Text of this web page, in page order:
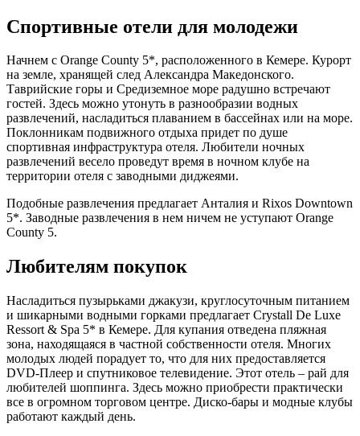
Спортивные отели для молодежи
Начнем с Orange County 5*, расположенного в Кемере. Курорт
на земле, хранящей след Александра Македонского.
Таврийские горы и Средиземное море радушно встречают
гостей. Здесь можно утонуть в разнообразии водных
развлечений, насладиться плаванием в бассейнах или на море.
Поклонникам подвижного отдыха придет по душе
спортивная инфраструктура отеля. Любители ночных
развлечений весело проведут время в ночном клубе на
территории отеля с заводными диджеями.
Подобные развлечения предлагает Анталия и Rixos Downtown
5*. Заводные развлечения в нем ничем не уступают Orange
County 5.
Любителям покупок
Насладиться пузырьками джакузи, круглосуточным питанием
и шикарными водными горками предлагает Crystall De Luxe
Ressort & Spa 5* в Кемере. Для купания отведена пляжная
зона, находящаяся в частной собственности отеля. Многих
молодых людей порадует то, что для них предоставляется
DVD-Плеер и спутниковое телевидение. Этот отель – рай для
любителей шоппинга. Здесь можно приобрести практически
все в огромном торговом центре. Диско-бары и модные клубы
работают каждый день.